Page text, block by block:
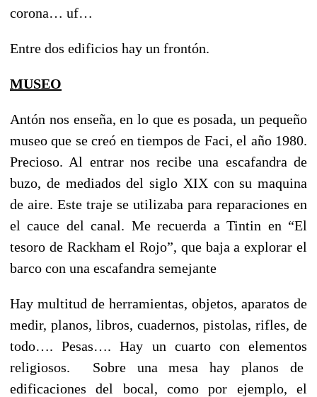
corona… uf…
Entre dos edificios hay un frontón.
MUSEO
Antón nos enseña, en lo que es posada, un pequeño
museo que se creó en tiempos de Faci, el año 1980.
Precioso. Al entrar nos recibe una escafandra de
buzo, de mediados del siglo XIX con su maquina
de aire. Este traje se utilizaba para reparaciones en
el cauce del canal. Me recuerda a Tintin en “El
tesoro de Rackham el Rojo”, que baja a explorar el
barco con una escafandra semejante
Hay multitud de herramientas, objetos, aparatos de
medir, planos, libros, cuadernos, pistolas, rifles, de
todo…. Pesas…. Hay un cuarto con elementos
religiosos. Sobre una mesa hay planos de
edificaciones del bocal, como por ejemplo, el